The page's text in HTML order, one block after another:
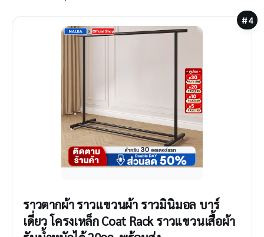
#4
ราวตากผ้า ราวเเขวนผ้า ราวมินิมอล บาร์
เดี่ยว โครงเหล็ก Coat Rack ราวแขวนเสื้อผ้า